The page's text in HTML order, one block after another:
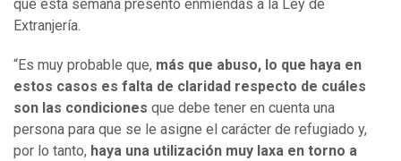
que esta semana presentó enmiendas a la Ley de
Extranjería.
“Es muy probable que, más que abuso, lo que haya en
estos casos es falta de claridad respecto de cuáles
son las condiciones que debe tener en cuenta una
persona para que se le asigne el carácter de refugiado y,
por lo tanto, haya una utilización muy laxa en torno a